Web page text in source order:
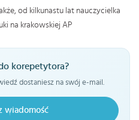
od kilkunastu lat nauczycielka
na krakowskiej AP
korepetytora?
dostaniesz na swój e-mail.
wiadomość